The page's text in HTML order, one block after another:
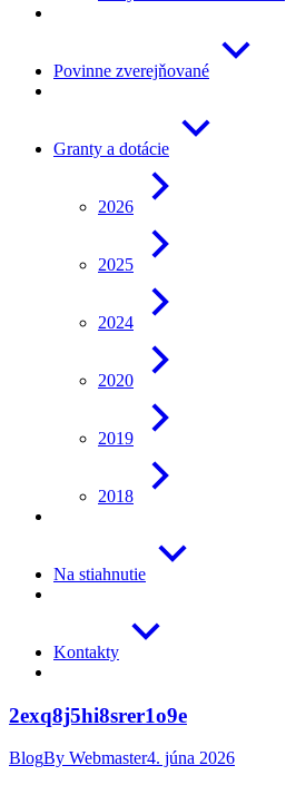
Povinne zverejňované
Granty a dotácie
2026
2025
2024
2020
2019
2018
Na stiahnutie
Kontakty
2exq8j5hi8srer1o9e
BlogBy Webmaster4. júna 2026